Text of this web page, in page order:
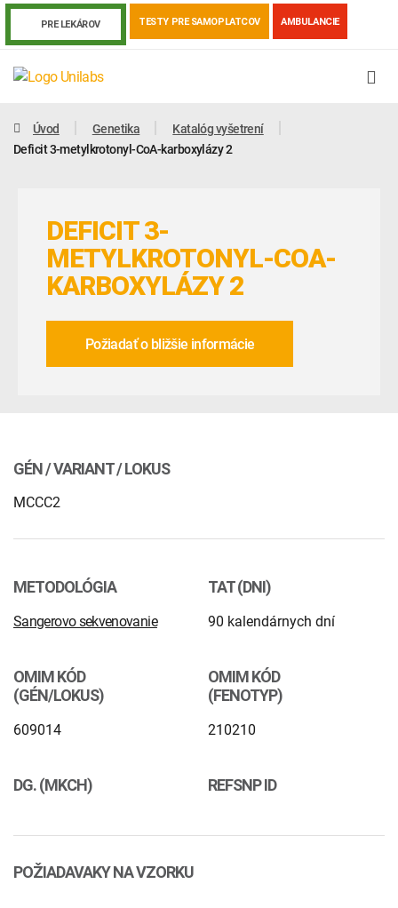
PRE LEKÁROV TESTY PRE SAMOPLATCOV AMBULANCIE
Covid-19 Žiadanky a tlačivá
Úvod Genetika
Katalóg vyšetrení
Deficit 3-metylkrotonyl-CoA-karboxylázy 2
DEFICIT 3-
METYLKROTONYL-COA-
KARBOXYLÁZY 2
Požiadať o bližšie informácie
GÉN / VARIANT / LOKUS
MCCC2
METODOLÓGIA
Sangerovo sekvenovanie
TAT (DNI)
90 kalendárnych dní
OMIM KÓD
(GÉN/LOKUS)
609014
OMIM KÓD
(FENOTYP)
210210
DG. (MKCH) REFSNP ID
POŽIADAVAKY NA VZORKU